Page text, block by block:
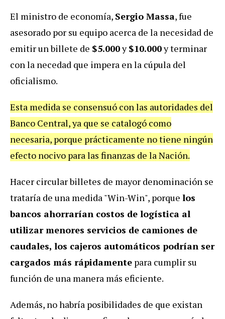
El ministro de economía, Sergio Massa, fue
asesorado por su equipo acerca de la necesidad de
emitir un billete de $5.000y$10.000y terminar
con la necedad que impera en la cúpula del
oficialismo.
Esta medida se consensuó con las autoridades del
Banco Central, ya que se catalogó como
necesaria, porque prácticamente no tiene ningún
efecto nocivo para las finanzas de la Nación.
Hacer circular billetes de mayor denominación se
trataría de una medida "Win-Win", porque los
bancos ahorrarían costos de logística al
utilizar menores servicios de camiones de
caudales, los cajeros automáticos podrían ser
cargados más rápidamente para cumplir su
función de una manera más eficiente.
Además, no habría posibilidades de que existan